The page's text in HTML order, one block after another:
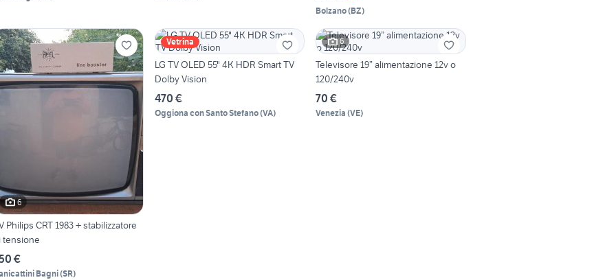
Bolzano(BZ)
6
Philips CRT 1983 + stabilizzatore
tensione
€
Bagni(SR)
Vetrina
LG TV OLED 55" 4K HDR Smart TV
Dolby Vision
470 €
Oggiona con Santo Stefano(VA)
6
Televisore 19” alimentazione 12v o
120/240v
70 €
Venezia (VE)